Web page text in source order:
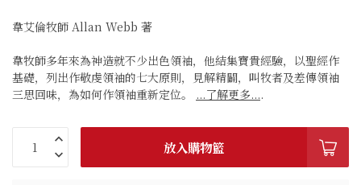
韋艾倫牧師 Allan Webb 著
韋牧師多年來為神造就不少出色領袖，他結集寶貴經驗，以聖經作
基礎，列出作敬虔領袖的七大原則，見解精闢，叫牧者及差傳領袖
三思回味，為如何作領袖重新定位。 ...了解更多....
放入購物籃